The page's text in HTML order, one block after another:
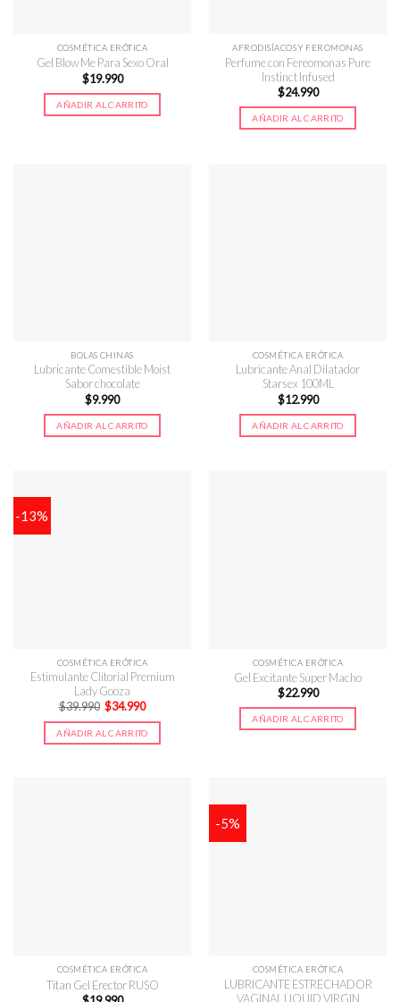
COSMÉTICA ERÓTICA
Gel Blow Me Para Sexo Oral
$19.990
AÑADIR AL CARRITO
AFRODISÍACOS Y FEROMONAS
Perfume con Fereomonas Pure
Instinct Infused
$24.990
AÑADIR AL CARRITO
BOLAS CHINAS
Lubricante Comestible Moist
Sabor chocolate
$9.990
AÑADIR AL CARRITO
COSMÉTICA ERÓTICA
Lubricante Anal Dilatador
Starsex 100ML
$12.990
AÑADIR AL CARRITO
-13%
COSMÉTICA ERÓTICA
Estimulante Clitorial Premium
Lady Gooza
$39.990 El
precio
original
era:
$39.990.
$34.990El
actual
es:
$34.990.
AÑADIR AL CARRITO
COSMÉTICA ERÓTICA
Gel Excitante Súper Macho
$22.990
AÑADIR AL CARRITO
COSMÉTICA ERÓTICA
Titan Gel Erector RUSO
-5%
COSMÉTICA ERÓTICA
LUBRICANTE ESTRECHADOR
VAGINAL LIQUID VIRGIN